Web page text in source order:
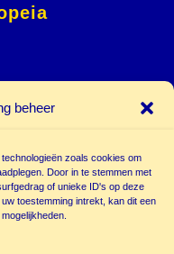
beheer
zoals cookies om
Door in te stemmen met
of unieke ID's op deze
toestemming intrekt, kan dit een